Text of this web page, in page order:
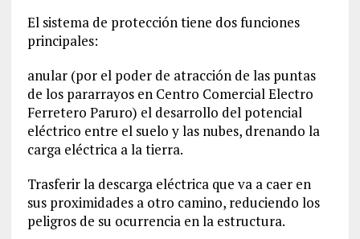
El sistema de protección tiene dos funciones
principales:
anular (por el poder de atracción de las puntas
de los pararrayos en Centro Comercial Electro
Ferretero Paruro) el desarrollo del potencial
eléctrico entre el suelo y las nubes, drenando la
carga eléctrica a la tierra.
Trasferir la descarga eléctrica que va a caer en
sus proximidades a otro camino, reduciendo los
peligros de su ocurrencia en la estructura.